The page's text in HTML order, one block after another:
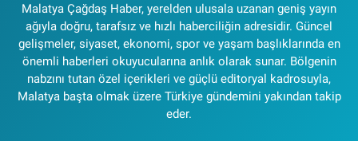
Malatya Çağdaş Haber, yerelden ulusala uzanan geniş yayın
ağıyla doğru, tarafsız ve hızlı haberciliğin adresidir. Güncel
gelişmeler, siyaset, ekonomi, spor ve yaşam başlıklarında en
önemli haberleri okuyucularına anlık olarak sunar. Bölgenin
nabzını tutan özel içerikleri ve güçlü editoryal kadrosuyla,
Malatya başta olmak üzere Türkiye gündemini yakından takip
eder.